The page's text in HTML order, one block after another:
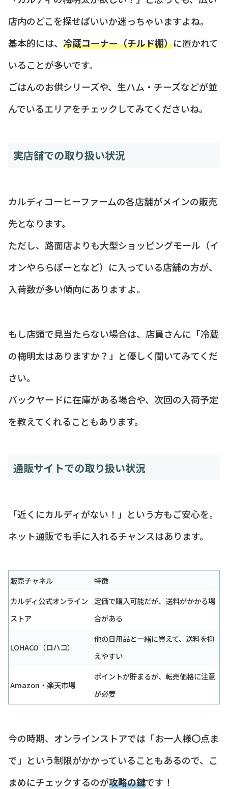
店内のどこを探せばいいか迷っちゃいますよね。
基本的には、 冷蔵コーナー（チルド棚）に置かれて
いることが多いです。
ごはんのお供シリーズや、生ハム・チーズなどが並
んでいるエリアをチェックしてみてくださいね。
実店舗での取り扱い状況
カルディコーヒーファームの各店舗がメインの販売
先となります。
ただし、路面店よりも大型ショッピングモール（イ
オンやららぽーとなど）に入っている店舗の方が、
入荷数が多い傾向にありますよ。
もし店頭で見当たらない場合は、店員さんに「冷蔵
の梅明太はありますか？」と優しく聞いてみてくだ
さい。
バックヤードに在庫がある場合や、次回の入荷予定
を教えてくれることもあります。
通販サイトでの取り扱い状況
「近くにカルディがない！」という方もご安心を。
ネット通販でも手に入れるチャンスはあります。
販売チャネル
特徴
カルディ公式オンライン
ストア
定価で購入可能だが、送料がかかる場
合がある
LOHACO（ロハコ）
他の日用品と一緒に買えて、送料を抑
えやすい
Amazon・楽天市場
ポイントが貯まるが、転売価格に注意
が必要
今の時期、オンラインストアでは「お一人様〇点ま
で」という制限がかかっていることもあるので、こ
まめにチェックするのが攻略の鍵です！